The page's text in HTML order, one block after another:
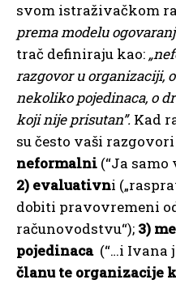
svom istraživačkom
prema modelu
trač definiraju kao:
razgovor u organizaciji,
nekoliko pojedinaca, o
koji nije prisutan”. Kad
su često vaši
neformalni (“Ja
2) evaluativni
dobiti pravovremeni
računovodstvu“); 3)
pojedinaca (“…i Ivana
članu te organizacije